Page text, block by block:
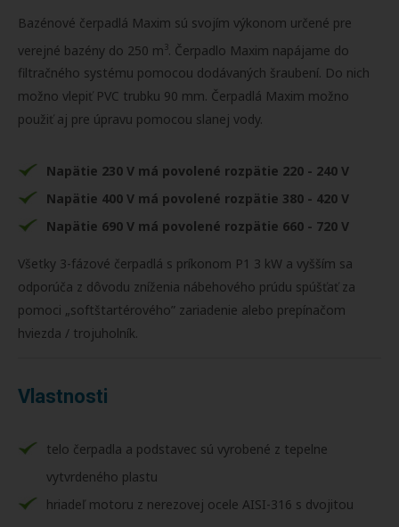
Bazénové čerpadlá Maxim sú svojím výkonom určené pre
verejné bazény do 250 m3. Čerpadlo Maxim napájame do
filtračného systému pomocou dodávaných šraubení. Do nich
možno vlepiť PVC trubku 90 mm. Čerpadlá Maxim možno
použiť aj pre úpravu pomocou slanej vody.
Napätie 230 V má povolené rozpätie 220 - 240 V
Napätie 400 V má povolené rozpätie 380 - 420 V
Napätie 690 V má povolené rozpätie 660 - 720 V
Všetky 3-fázové čerpadlá s príkonom P1 3 kW a vyšším sa
odporúča z dôvodu zníženia nábehového prúdu spúšťať za
pomoci „softštartérového” zariadenie alebo prepínačom
hviezda / trojuholník.
Vlastnosti
telo čerpadla a podstavec sú vyrobené z tepelne
vytvrdeného plastu
hriadeľ motoru z nerezovej ocele AISI-316 s dvojitou